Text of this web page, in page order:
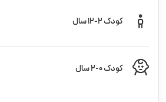
کودک 2-12 سال
کودک 0-2 سال